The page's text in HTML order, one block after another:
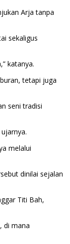
Arja tanpa
sekaligus
katanya.
tetapi juga
seni tradisi
melalui
dinilai sejalan
Titi Bah,
di mana